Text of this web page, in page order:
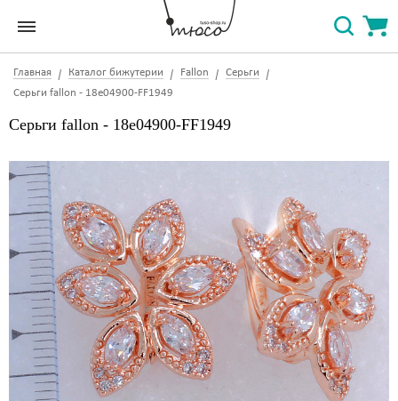
Главная Каталог бижутерии Fallon
Серьги
Серьги fallon - 18e04900-FF1949
Серьги fallon - 18e04900-FF1949